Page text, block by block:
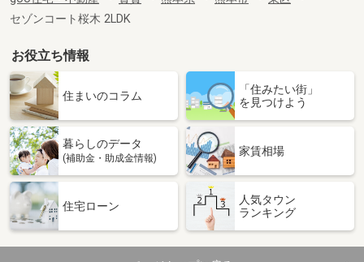
セゾンコート桜木 2LDK
お役立ち情報
住まいのコラム
「住みたい街」
を見つけよう
暮らしのデータ
(補助金・助成金情報)
家賃相場
住宅ローン
人気タウン
ランキング